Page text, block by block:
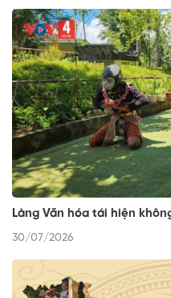
Làng Văn hóa tái hiện
30/07/2026